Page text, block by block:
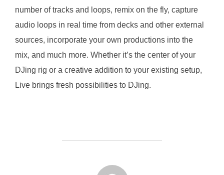
number of tracks and loops, remix on the fly, capture
audio loops in real time from decks and other external
sources, incorporate your own productions into the
mix, and much more. Whether it’s the center of your
DJing rig or a creative addition to your existing setup,
Live brings fresh possibilities to DJing.
FORFATTER